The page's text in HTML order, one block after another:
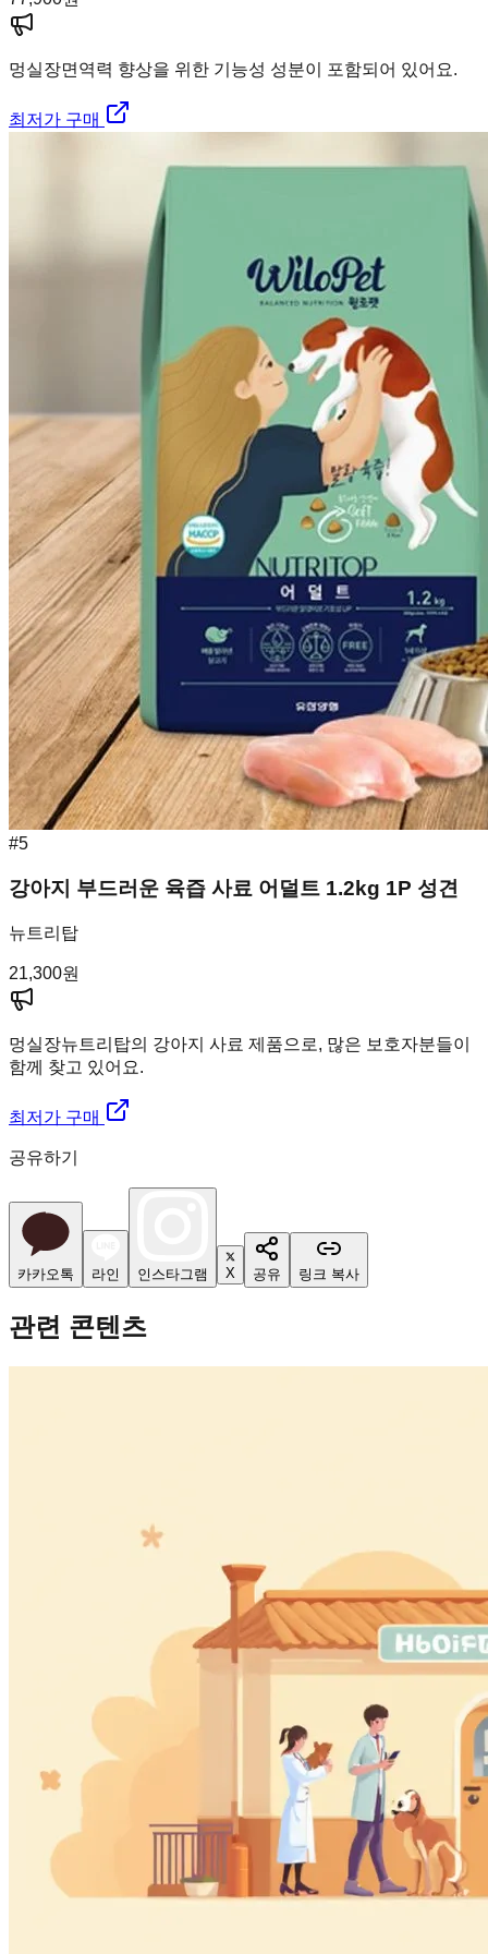
멍실장면역력 향상을 위한 기능성 성분이 포함되어 있어요.
최저가 구매
#5
강아지 부드러운 육즙 사료 어덜트 1.2kg 1P 성견
뉴트리탑
21,300원
멍실장뉴트리탑의 강아지 사료 제품으로, 많은 보호자분들이
함께 찾고 있어요.
최저가 구매
공유하기
카카오톡 라인 인스타그램 X 공유 링크 복사
관련 콘텐츠